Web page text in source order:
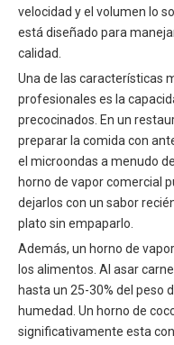
velocidad y el volumen lo
está diseñado para
calidad.
Una de las características
profesionales es la
precocinados. En un
preparar la comida con
el microondas a menudo
horno de vapor comercial
dejarlos con un sabor
plato sin empaparlo.
Además, un horno de
los alimentos. Al asar
hasta un 25-30% del peso
humedad. Un horno de
significativamente esta